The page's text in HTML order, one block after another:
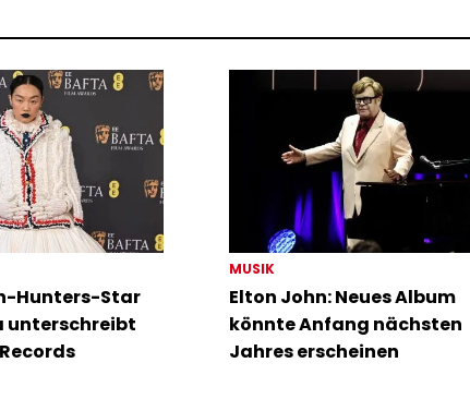
Hunters-Star
unterschreibt
MUSIK
Elton John: Neues Album
könnte Anfang nächsten
Jahres erscheinen